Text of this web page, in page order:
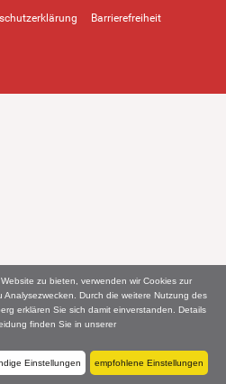
zu bieten, verwenden wir Cookies zur
Durch die weitere Nutzung des
erklären Sie sich damit einverstanden. Details
finden Sie in unserer
Einstellungen empfohlene Einstellungen
Barrierefreiheit